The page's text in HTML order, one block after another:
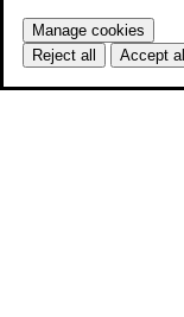
Manage cookies
Reject all
Accept all